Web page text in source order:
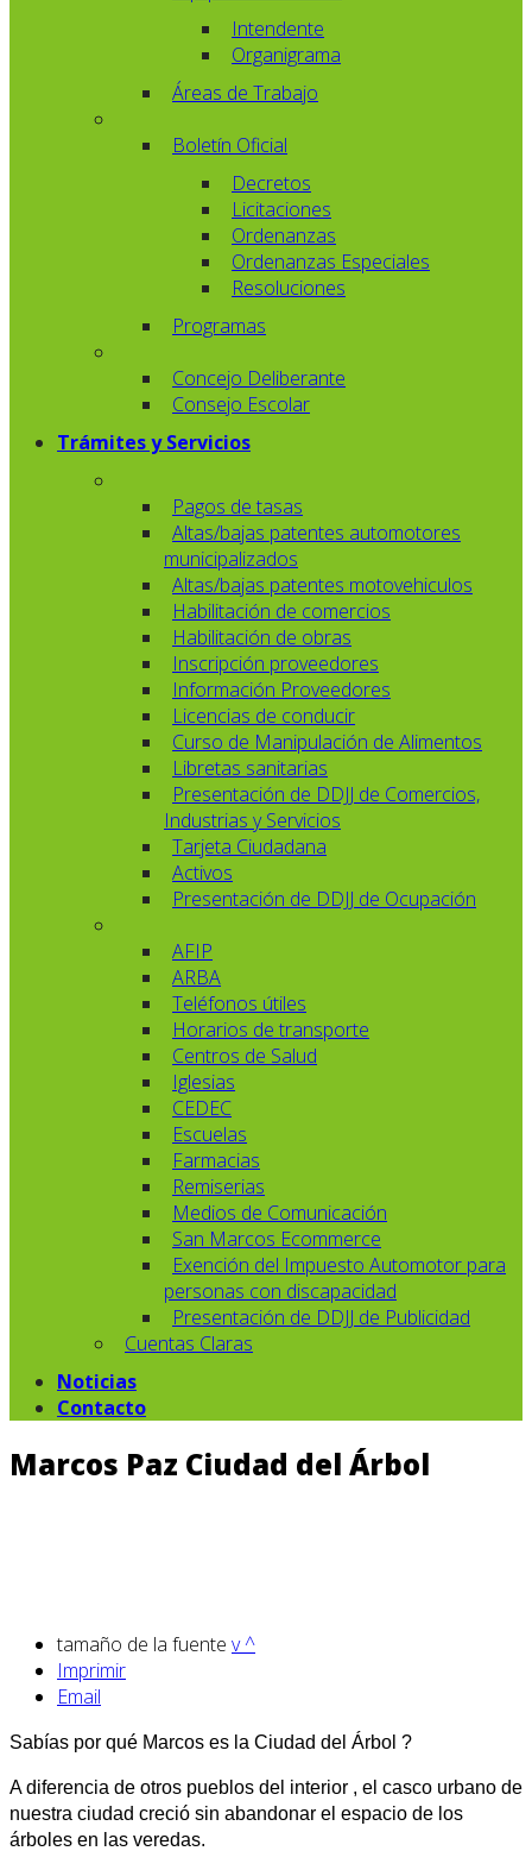
Intendente
Organigrama
Áreas de Trabajo
Boletín Oficial
Decretos
Licitaciones
Ordenanzas
Ordenanzas Especiales
Resoluciones
Programas
Concejo Deliberante
Consejo Escolar
Trámites y Servicios
Pagos de tasas
Altas/bajas patentes automotores
municipalizados
Altas/bajas patentes motovehiculos
Habilitación de comercios
Habilitación de obras
Inscripción proveedores
Información Proveedores
Licencias de conducir
Curso de Manipulación de Alimentos
Libretas sanitarias
Presentación de DDJJ de Comercios,
Industrias y Servicios
Tarjeta Ciudadana
Activos
Presentación de DDJJ de Ocupación
AFIP
ARBA
Teléfonos útiles
Horarios de transporte
Centros de Salud
Iglesias
CEDEC
Escuelas
Farmacias
Remiserias
Medios de Comunicación
San Marcos Ecommerce
Exención del Impuesto Automotor para
personas con discapacidad
Presentación de DDJJ de Publicidad
Cuentas Claras
Noticias
Contacto
Marcos Paz Ciudad del Árbol
tamaño de la fuente v^
Imprimir
Email
Sabías por qué Marcos es la Ciudad del Árbol ?
A diferencia de otros pueblos del interior , el casco urbano de
nuestra ciudad creció sin abandonar el espacio de los
árboles en las veredas.